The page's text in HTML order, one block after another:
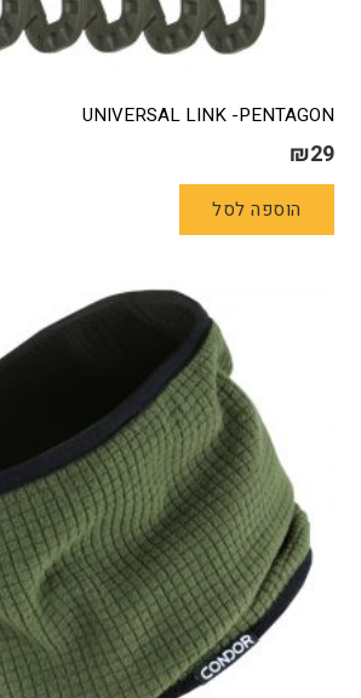
UNIVERSAL LINK -PENTAGON
₪29
הוספה לסל